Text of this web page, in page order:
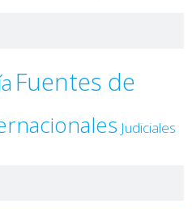
Fuentes de
Judiciales